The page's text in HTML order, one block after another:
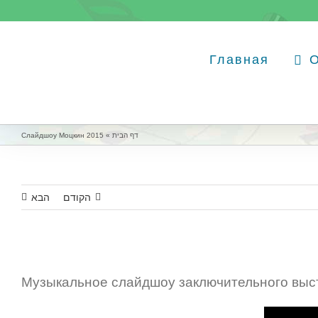
Главная
דף הבית »
Слайдшоу Моцкин 2015
הקודם הבא
Музыкальное слайдшоу заключительного